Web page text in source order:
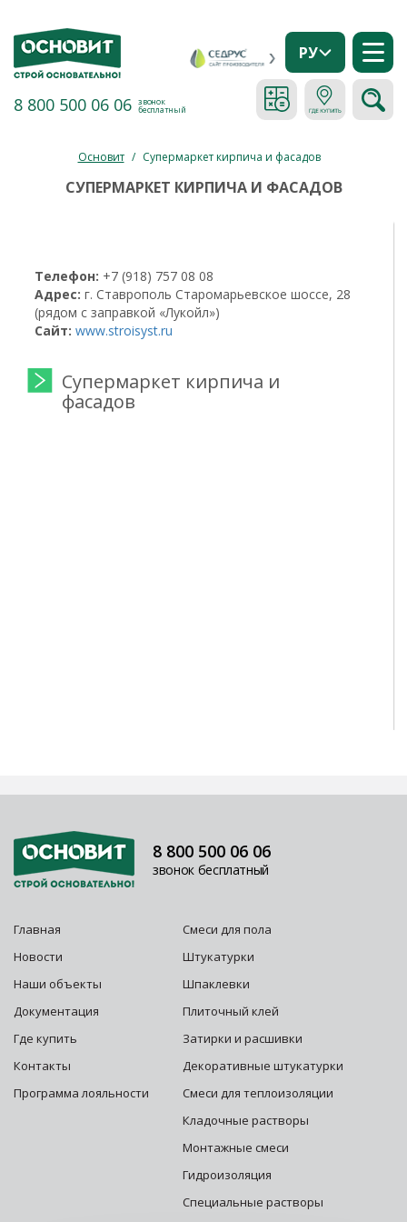
8 800 500 06 06 звонок
бесплатный
РУ
Основит / Супермаркет кирпича и фасадов
СУПЕРМАРКЕТ КИРПИЧА И ФАСАДОВ
Телефон: +7 (918) 757 08 08
Адрес: г. Ставрополь Старомарьевское шоссе, 28
(рядом с заправкой «Лукойл»)
Сайт: www.stroisyst.ru
Супермаркет кирпича и
фасадов
Главная
Новости
Наши объекты
Документация
Где купить
Контакты
Программа лояльности
Смеси для пола
Штукатурки
Шпаклевки
Плиточный клей
Затирки и расшивки
Декоративные штукатурки
Смеси для теплоизоляции
Кладочные растворы
Монтажные смеси
Гидроизоляция
Специальные растворы
8 800 500 06 06
звонок бесплатный